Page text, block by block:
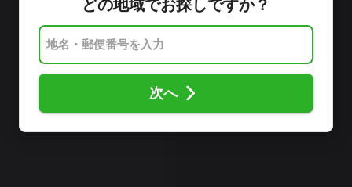
どの地域でお探しですか？
次へ